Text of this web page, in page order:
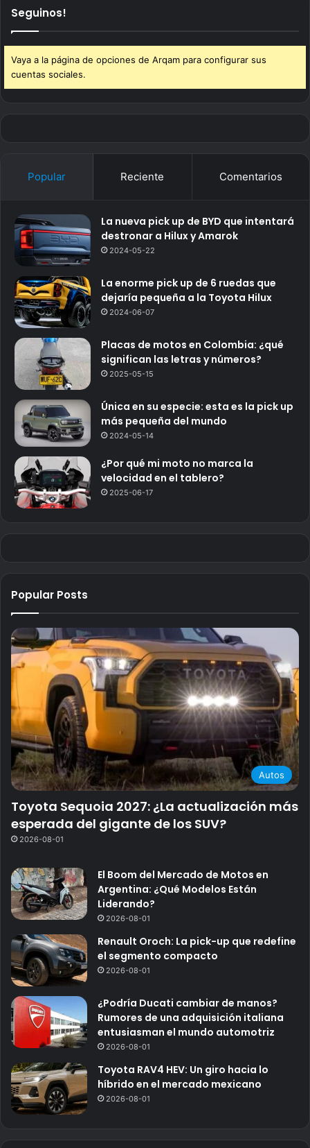
Seguinos!
Vaya a la página de opciones de Arqam para configurar sus
cuentas sociales.
Popular Reciente Comentarios
La nueva pick up de BYD que intentará
destronar a Hilux y Amarok
2024-05-22
La enorme pick up de 6 ruedas que
dejaría pequeña a la Toyota Hilux
2024-06-07
Placas de motos en Colombia: ¿qué
significan las letras y números?
2025-05-15
Única en su especie: esta es la pick up
más pequeña del mundo
2024-05-14
¿Por qué mi moto no marca la
velocidad en el tablero?
2025-06-17
Popular Posts
Autos
Toyota Sequoia 2027: ¿La actualización más
esperada del gigante de los SUV?
2026-08-01
El Boom del Mercado de Motos en
Argentina: ¿Qué Modelos Están
Liderando?
2026-08-01
Renault Oroch: La pick-up que redefine
el segmento compacto
2026-08-01
¿Podría Ducati cambiar de manos?
Rumores de una adquisición italiana
entusiasman el mundo automotriz
2026-08-01
Toyota RAV4 HEV: Un giro hacia lo
híbrido en el mercado mexicano
2026-08-01